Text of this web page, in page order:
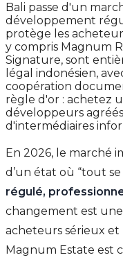
Bali passe d'un
développement
protège les
y compris Magnum
Signature, sont
légal indonésien,
coopération
règle d'or : achetez
développeurs
d'intermédiaires
En 2026, le marché
d’un état où “tout
régulé,
changement est
acheteurs sérieux et
Magnum Estate est